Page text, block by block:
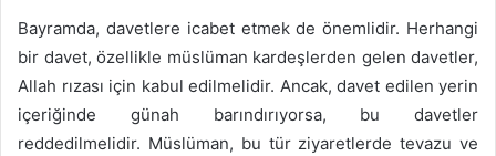
Bayramda, davetlere icabet etmek de önemlidir. Herhangi
bir davet, özellikle müslüman kardeşlerden gelen davetler,
Allah rızası için kabul edilmelidir. Ancak, davet edilen yerin
içeriğinde günah barındırıyorsa, bu davetler
reddedilmelidir. Müslüman, bu tür ziyaretlerde tevazu ve